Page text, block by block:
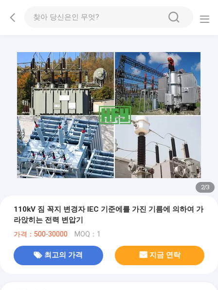
2/3
110kV 짐 꼭지 변경자 IEC 기준에를 가진 기름에 의하여 가
라앉히는 전력 변압기
가격：500-30000 MOQ：1
최고의 가격 지금 연락